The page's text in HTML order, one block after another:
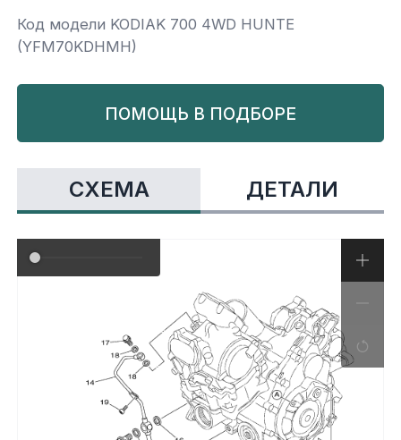
Yamaha
Салонные фильтры
Корпус,пластик
Ремни безопасности
Сиденья
Склизы, гусеницы, коньки
Снегоотвалы
Сумки, кофры
Kawasaki
Код модели KODIAK 700 4WD HUNTE
(YFM70KDHMH)
ПОМОЩЬ В ПОДБОРЕ
СХЕМА ДЕТАЛИ